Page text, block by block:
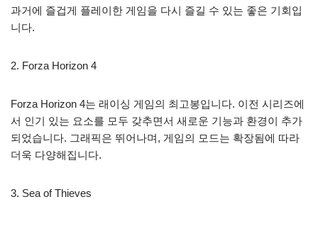
과거에 즐겁게 플레이한 게임을 다시 즐길 수 있는 좋은 기회입
니다.
2. Forza Horizon 4
Forza Horizon 4는 래이싱 게임의 최고봉입니다. 이전 시리즈에
서 인기 있는 요소를 모두 갖추면서 새로운 기능과 환경이 추가
되었습니다. 그래픽은 뛰어나며, 게임의 모드는 확장됨에 따라
더욱 다양해집니다.
3. Sea of Thieves